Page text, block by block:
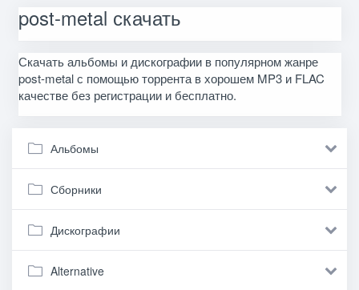
post-metal скачать
Скачать альбомы и дискографии в популярном жанре
post-metal с помощью торрента в хорошем MP3 и FLAC
качестве без регистрации и бесплатно.
Альбомы
Сборники
Дискографии
Alternative